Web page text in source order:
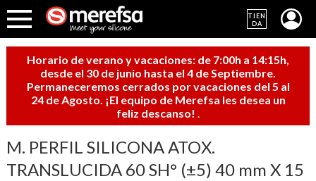
TIEN
DA
Horario de verano y vacaciones: de 7:00h a 14:15h,
desde el 30 de junio hasta el 4 de Septiembre.
Permaneceremos cerrados por vacaciones del 5 al
24 de Agosto. ¡El equipo de Merefsa les desea un
feliz descanso!
M. PERFIL SILICONA ATOX.
TRANSLUCIDA 60 SH° (±5) 40 mm X 15